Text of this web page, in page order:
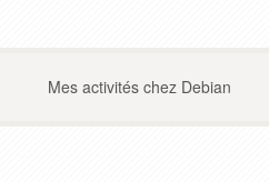
Mes activités chez Debian